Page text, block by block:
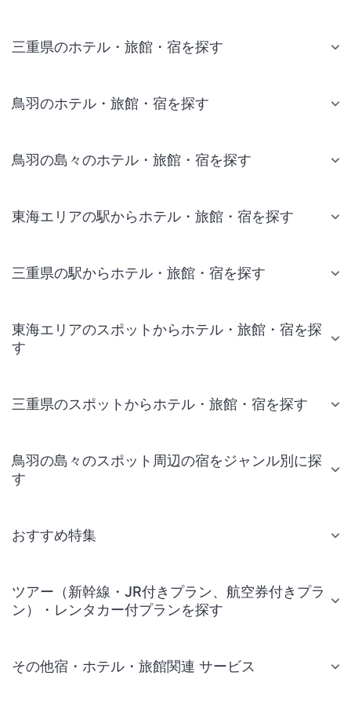
三重県のホテル・旅館・宿を探す
鳥羽のホテル・旅館・宿を探す
鳥羽の島々のホテル・旅館・宿を探す
東海エリアの駅からホテル・旅館・宿を探す
三重県の駅からホテル・旅館・宿を探す
東海エリアのスポットからホテル・旅館・宿を探
す
三重県のスポットからホテル・旅館・宿を探す
鳥羽の島々のスポット周辺の宿をジャンル別に探
す
おすすめ特集
ツアー（新幹線・JR付きプラン、航空券付きプラ
ン）・レンタカー付プランを探す
その他宿・ホテル・旅館関連 サービス